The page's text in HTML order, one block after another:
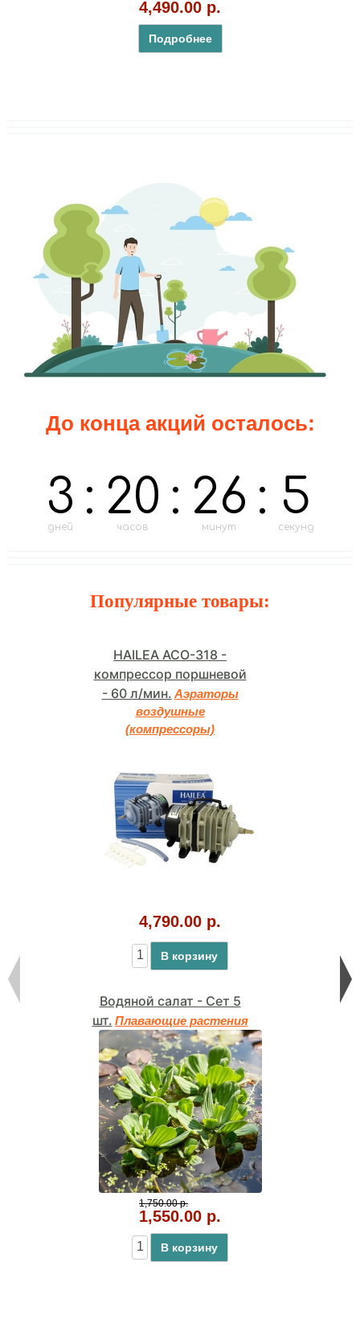
4,490.00 р.
Подробнее
До конца акций осталось:
3
дней
: 20
часов
: 26
минут
: 4
секунд
Популярные товары:
HAILEA ACO-318 -
компрессор поршневой
- 60 л/мин. Аэраторы
воздушные
(компрессоры)
4,790.00 р.
В корзину
Водяной салат - Сет 5
шт. Плавающие растения
1,750.00 р.
1,550.00 р.
В корзину